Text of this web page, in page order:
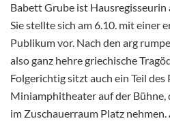
Babett Grube ist Hausregisseurin
Sie stellte sich am 6.10. mit einer
Publikum vor. Nach den arg
also ganz hehre griechische
Folgerichtig sitzt auch ein Teil
Miniamphitheater auf der Bühne,
im Zuschauerraum Platz